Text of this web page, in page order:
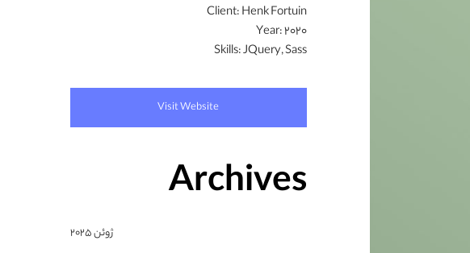
Client:Henk Fortuin
Year:2020
Skills:JQuery, Sass
Visit Website
Archives
ژوئن 2025